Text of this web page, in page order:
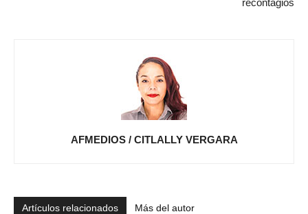
recontagios
AFMEDIOS / CITLALLY VERGARA
Artículos relacionados Más del autor